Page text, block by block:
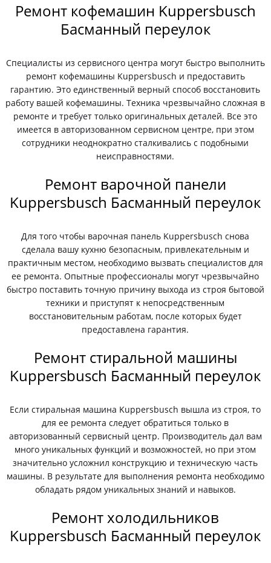
Ремонт кофемашин Kuppersbusch
Басманный переулок
Специалисты из сервисного центра могут быстро выполнить
ремонт кофемашины Kuppersbusch и предоставить
гарантию. Это единственный верный способ восстановить
работу вашей кофемашины. Техника чрезвычайно сложная в
ремонте и требует только оригинальных деталей. Все это
имеется в авторизованном сервисном центре, при этом
сотрудники неоднократно сталкивались с подобными
неисправностями.
Ремонт варочной панели
Kuppersbusch Басманный переулок
Для того чтобы варочная панель Kuppersbusch снова
сделала вашу кухню безопасным, привлекательным и
практичным местом, необходимо вызвать специалистов для
ее ремонта. Опытные профессионалы могут чрезвычайно
быстро поставить точную причину выхода из строя бытовой
техники и приступят к непосредственным
восстановительным работам, после которых будет
предоставлена гарантия.
Ремонт стиральной машины
Kuppersbusch Басманный переулок
Если стиральная машина Kuppersbusch вышла из строя, то
для ее ремонта следует обратиться только в
авторизованный сервисный центр. Производитель дал вам
много уникальных функций и возможностей, но при этом
значительно усложнил конструкцию и техническую часть
машины. В результате для выполнения ремонта необходимо
обладать рядом уникальных знаний и навыков.
Ремонт холодильников
Kuppersbusch Басманный переулок